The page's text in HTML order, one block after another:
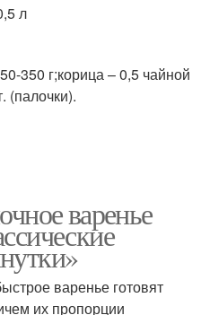
л
350 г;корица – 0,5 чайной
(палочки).
варенье
варенье готовят
их пропорции